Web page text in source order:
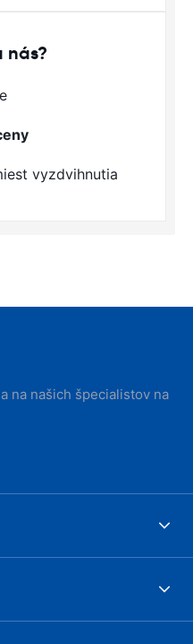
nás?
vyzdvihnutia
na našich špecialistov na